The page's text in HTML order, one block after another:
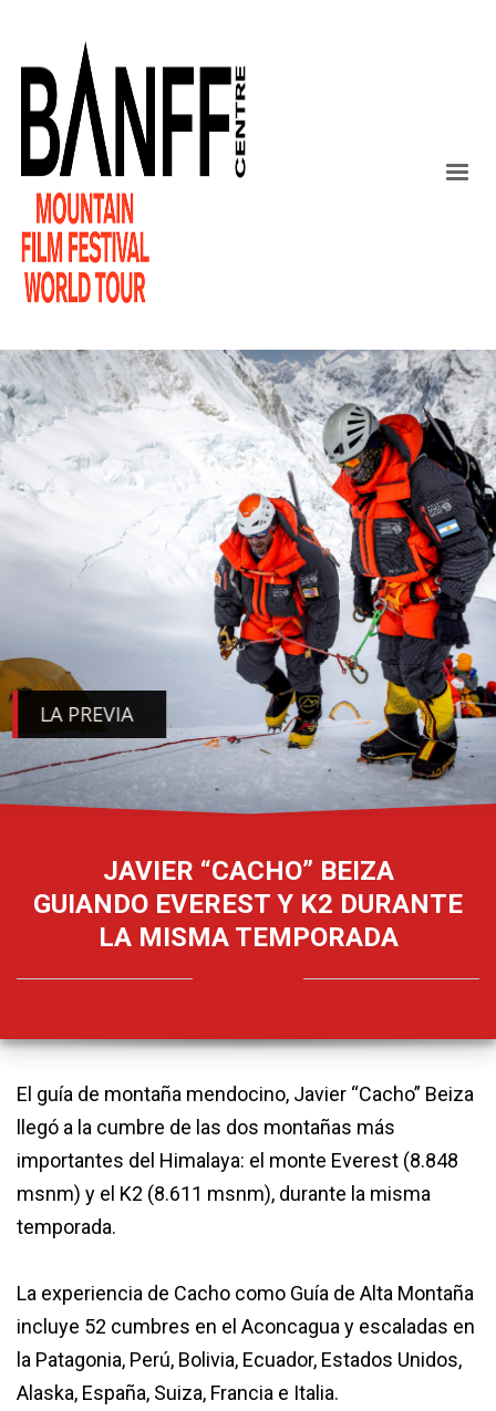
LA PREVIA
JAVIER “CACHO” BEIZA
GUIANDO EVEREST Y K2 DURANTE
LA MISMA TEMPORADA
El guía de montaña mendocino, Javier “Cacho” Beiza
llegó a la cumbre de las dos montañas más
importantes del Himalaya: el monte Everest (8.848
msnm) y el K2 (8.611 msnm), durante la misma
temporada.
La experiencia de Cacho como Guía de Alta Montaña
incluye 52 cumbres en el Aconcagua y escaladas en
la Patagonia, Perú, Bolivia, Ecuador, Estados Unidos,
Alaska, España, Suiza, Francia e Italia.